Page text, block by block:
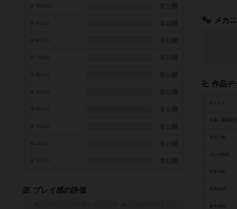
メカ
作品デ
タイトル
参加人数
参考価格
- 非公開
- 非公開
- 非公開
7点の人 - 非公開
- 非公開
- 非公開
- 非公開
- 非公開
- 非公開
- 非公開
プレイ感の評価
※